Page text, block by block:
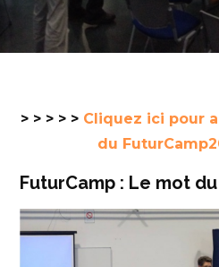
> > > > > Cliquez ici pour
du
FuturCamp : Le mot